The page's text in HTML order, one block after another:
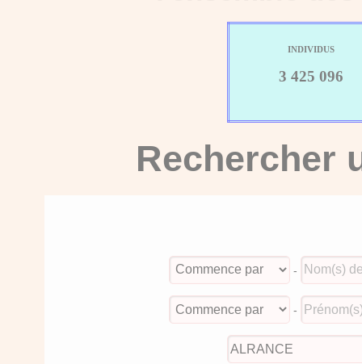
INDIVIDUS
3 425 096
Rechercher
-
-